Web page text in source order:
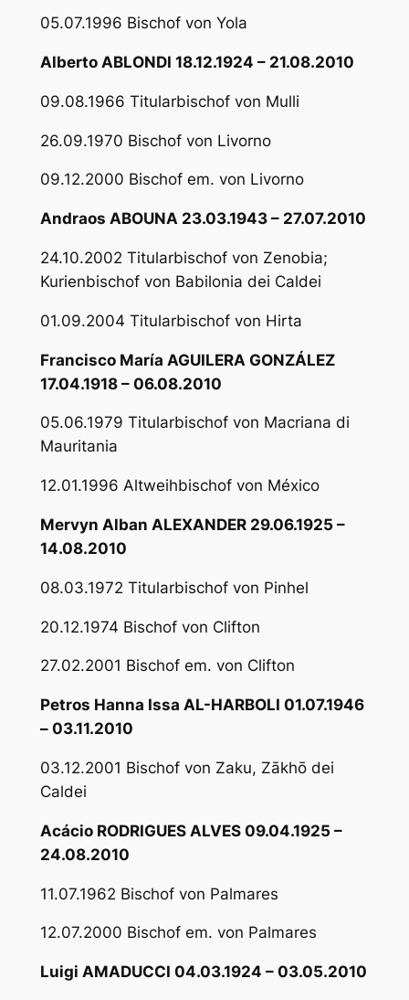
05.07.1996 Bischof von Yola
Alberto ABLONDI 18.12.1924 – 21.08.2010
09.08.1966 Titularbischof von Mulli
26.09.1970 Bischof von Livorno
09.12.2000 Bischof em. von Livorno
Andraos ABOUNA 23.03.1943 – 27.07.2010
24.10.2002 Titularbischof von Zenobia;
Kurienbischof von Babilonia dei Caldei
01.09.2004 Titularbischof von Hirta
Francisco María AGUILERA GONZÁLEZ
17.04.1918 – 06.08.2010
05.06.1979 Titularbischof von Macriana di
Mauritania
12.01.1996 Altweihbischof von México
Mervyn Alban ALEXANDER 29.06.1925 –
14.08.2010
08.03.1972 Titularbischof von Pinhel
20.12.1974 Bischof von Clifton
27.02.2001 Bischof em. von Clifton
Petros Hanna Issa AL-HARBOLI 01.07.1946
– 03.11.2010
03.12.2001 Bischof von Zaku, Zākhō dei
Caldei
Acácio RODRIGUES ALVES 09.04.1925 –
24.08.2010
11.07.1962 Bischof von Palmares
12.07.2000 Bischof em. von Palmares
Luigi AMADUCCI 04.03.1924 – 03.05.2010